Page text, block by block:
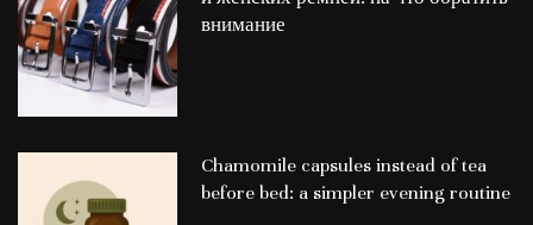
внимание
Chamomile capsules instead of tea
before bed: a simpler evening routine